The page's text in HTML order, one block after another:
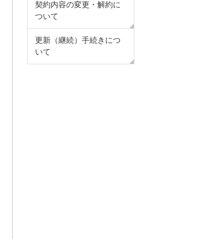
契約内容の変更・解約に
ついて
更新（継続）手続きにつ
いて